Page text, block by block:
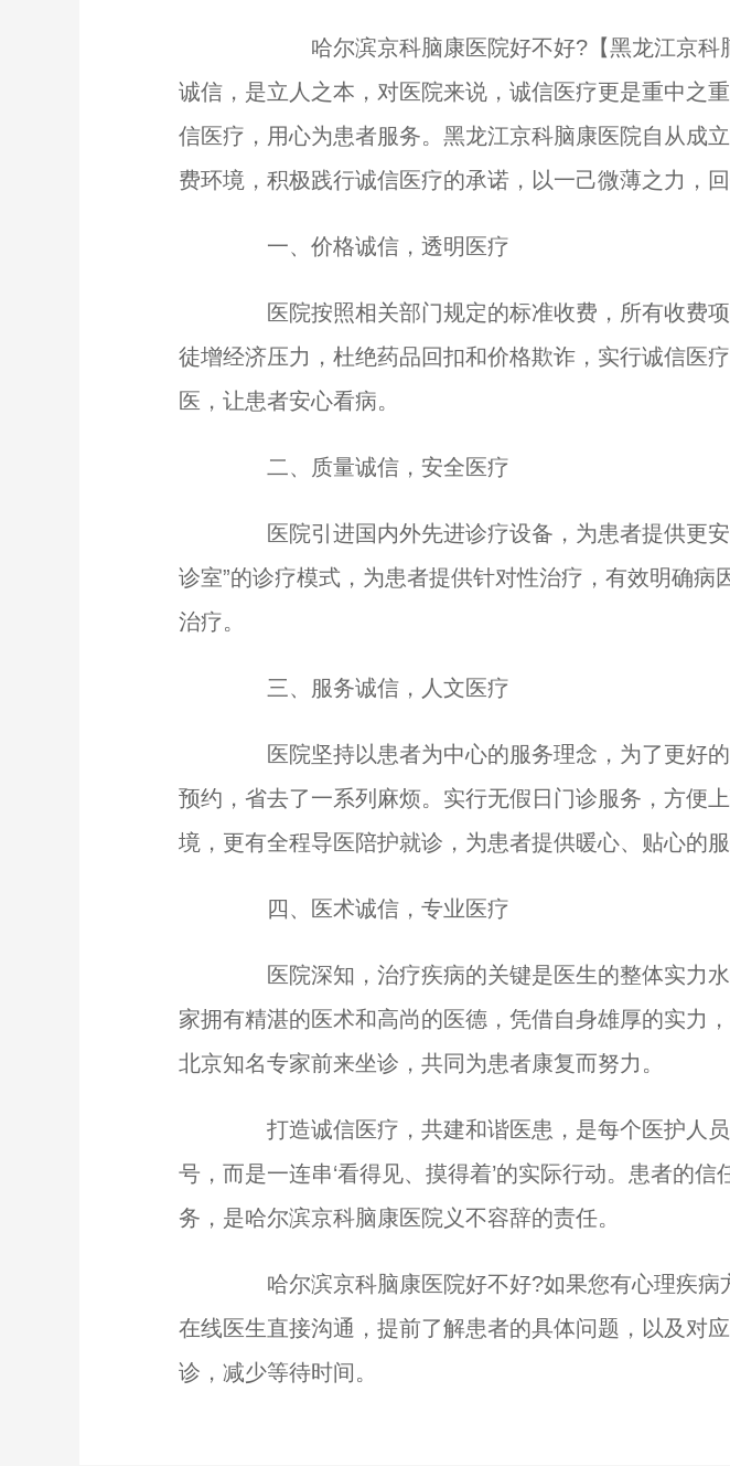
哈尔滨京科脑康医院好不好?【黑龙江京科脑
诚信，是立人之本，对医院来说，诚信医疗更是重中之
信医疗，用心为患者服务。黑龙江京科脑康医院自从成
费环境，积极践行诚信医疗的承诺，以一己微薄之力，
一、价格诚信，透明医疗
医院按照相关部门规定的标准收费，所有收费项
徒增经济压力，杜绝药品回扣和价格欺诈，实行诚信医
医，让患者安心看病。
二、质量诚信，安全医疗
医院引进国内外先进诊疗设备，为患者提供更安
诊室”的诊疗模式，为患者提供针对性治疗，有效明确
治疗。
三、服务诚信，人文医疗
医院坚持以患者为中心的服务理念，为了更好的
预约，省去了一系列麻烦。实行无假日门诊服务，方便
境，更有全程导医陪护就诊，为患者提供暖心、贴心的服
四、医术诚信，专业医疗
医院深知，治疗疾病的关键是医生的整体实力水
家拥有精湛的医术和高尚的医德，凭借自身雄厚的实力
北京知名专家前来坐诊，共同为患者康复而努力。
打造诚信医疗，共建和谐医患，是每个医护人员
号，而是一连串‘看得见、摸得着’的实际行动。患者的
务，是哈尔滨京科脑康医院义不容辞的责任。
哈尔滨京科脑康医院好不好?如果您有心理疾病
在线医生直接沟通，提前了解患者的具体问题，以及对
诊，减少等待时间。